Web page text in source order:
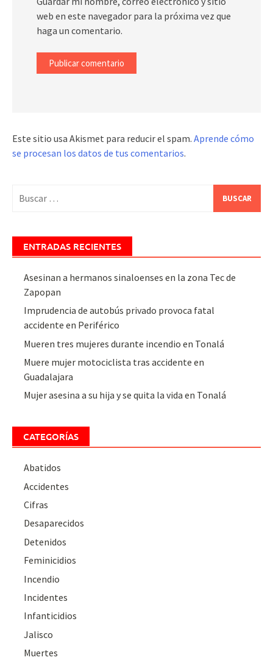
web en este navegador para la próxima vez que
haga un comentario.
Este sitio usa Akismet para reducir el spam. Aprende cómo
se procesan los datos de tus comentarios.
ENTRADAS RECIENTES
Asesinan a hermanos sinaloenses en la zona Tec de
Zapopan
Imprudencia de autobús privado provoca fatal
accidente en Periférico
Mueren tres mujeres durante incendio en Tonalá
Muere mujer motociclista tras accidente en
Guadalajara
Mujer asesina a su hija y se quita la vida en Tonalá
CATEGORÍAS
Abatidos
Accidentes
Cifras
Desaparecidos
Detenidos
Feminicidios
Incendio
Incidentes
Infanticidios
Jalisco
Muertes